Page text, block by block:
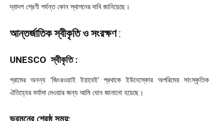
দ্বাদশ শ্রেণী পর্যন্ত কোন স্থাপনের দাবি জানিয়েছে।
আন্তর্জাতিক স্বীকৃতি ও সংরক্ষণ:
UNESCO স্বীকৃতি :
গ্রামের অনন্য ‘জিংরওয়াই ইয়াবেই’ প্রথাকে ইউনেস্কোর অপরিমেয় সাংস্কৃতিক
ঐতিহ্যের মর্যাদা দেওয়ার জন্য আমি ধোন জানানো হয়েছে।
ভ্রমনের শ্রেষ্ঠ সময়: